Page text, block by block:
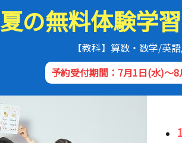
夏の無料体験学
【教科】算数・数学/英
予約受付期間：7月1日(水)～